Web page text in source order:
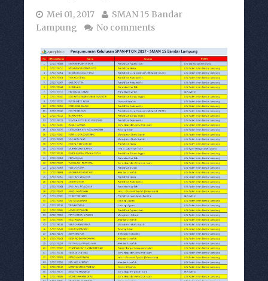
Mei 01, 2017
SMAN 15 Bandar
Lampung
No comments